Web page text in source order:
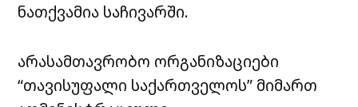
ნათქვამია საჩივარში.
არასამთავრობო ორგანიზაციები
“თავისუფალი საქართველოს” მიმართ